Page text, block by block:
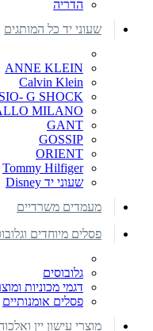
הדריה
שעוני יד כל המותגים
ANNE KLEIN
Calvin Klein
G SHOCK
MILANO
GANT
GOSSIP
ORIENT
Tommy Hilfiger
שעוני יד Disney
מעמדים משרדיים
פסלים מיוחדים
גלובוסים
דגמי מכוניות
פסלים אומנותיים
מוצרי עישון יין